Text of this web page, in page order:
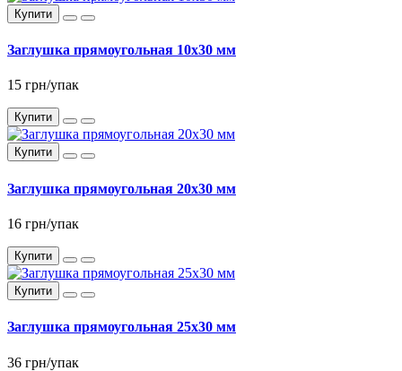
Купити
Заглушка прямоугольная 10x30 мм
15 грн/упак
Купити
Купити
Заглушка прямоугольная 20x30 мм
16 грн/упак
Купити
Купити
Заглушка прямоугольная 25x30 мм
36 грн/упак